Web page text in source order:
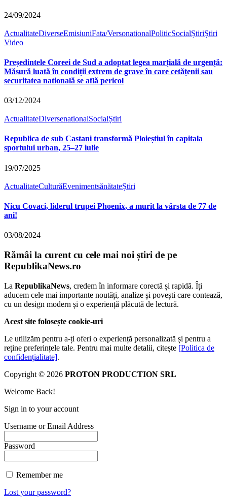
24/09/2024
ActualitateDiverseEmisiuniFata/VersonationalPoliticSocialȘtiriȘtiri
Video
Președintele Coreei de Sud a adoptat legea marțială de urgență:
Măsură luată în condiții extrem de grave în care cetățenii sau
securitatea natională se află pericol
03/12/2024
ActualitateDiversenationalSocialȘtiri
Republica de sub Castani transformă Ploieștiul în capitala
sportului urban, 25–27 iulie
19/07/2025
ActualitateCulturăEvenimentsănătateȘtiri
Nicu Covaci, liderul trupei Phoenix, a murit la vârsta de 77 de
ani!
03/08/2024
Rămâi la curent cu cele mai noi știri de pe
RepublikaNews.ro
La RepublikaNews, credem în informare corectă și rapidă. Îți
aducem cele mai importante noutăți, analize și povești care contează,
cu un design modern și o experiență plăcută de lectură.
Acest site folosește cookie-uri
Le utilizăm pentru a-ți oferi o experiență personalizată și pentru a
reține preferințele tale. Pentru mai multe detalii, citește [Politica de
confidențialitate].
Copyright © 2026 PROTON PRODUCTION SRL
Welcome Back!
Sign in to your account
Username or Email Address
Password
Remember me
Lost your password?